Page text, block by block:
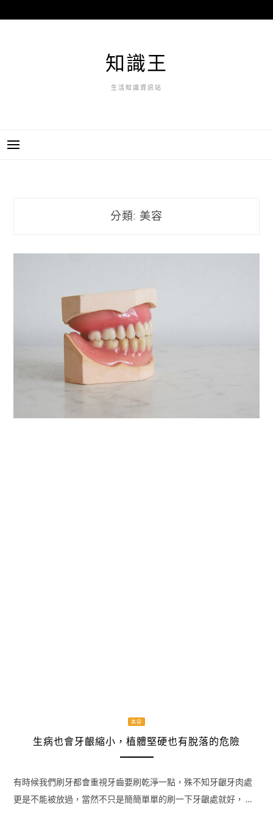
至
知識王
生活知識資訊站
分類: 美容
美容
生病也會牙齦縮小，植體堅硬也有脫落的危險
有時候我們刷牙都會重視牙齒要刷乾淨一點，殊不知牙齦牙肉處
更是不能被放過，當然不只是簡簡單單的刷一下牙齦處就好， …